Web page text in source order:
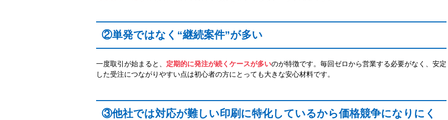
②単発ではなく“継続案件”が多い
一度取引が始まると、 定期的に発注が続くケースが多いのが特徴です。毎回ゼロから営業する必要がなく、安定
した受注につながりやすい点は初心者の方にとっても大きな安心材料です。
③他社では対応が難しい印刷に特化しているから価格競争になりにく